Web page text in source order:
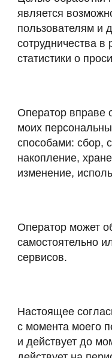
является
пользователям и
сотрудничества в
статистики о
Оператор вправе
моих
способами: сбор,
накопление,
изменение,
Оператор может
самостоятельно
сервисов.
Настоящее
с момента моего
и действует до